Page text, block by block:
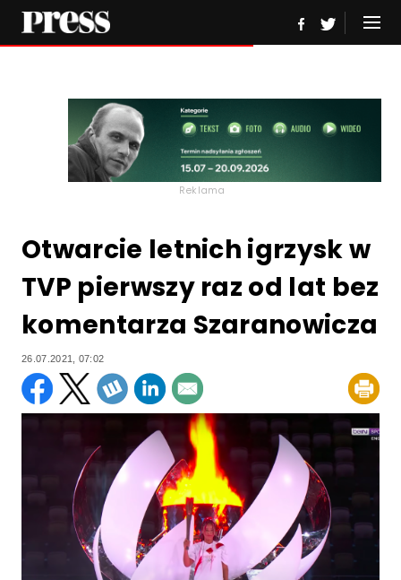
Reklama
Otwarcie letnich igrzysk w
TVP pierwszy raz od lat bez
komentarza Szaranowicza
26.07.2021, 07:02